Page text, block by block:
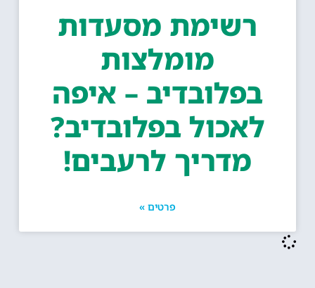
רשימת מסעדות
מומלצות
בפלובדיב – איפה
לאכול בפלובדיב?
מדריך לרעבים!